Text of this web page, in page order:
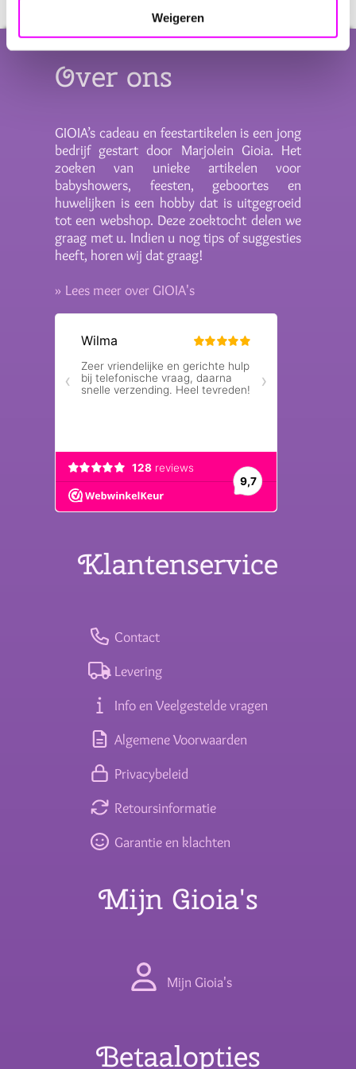
Weigeren
Over ons
GIOIA’s cadeau en feestartikelen is een jong
bedrijf gestart door Marjolein Gioia. Het
zoeken van unieke artikelen voor
babyshowers, feesten, geboortes en
huwelijken is een hobby dat is uitgegroeid
tot een webshop. Deze zoektocht delen we
graag met u. Indien u nog tips of suggesties
heeft, horen wij dat graag!
» Lees meer over GIOIA's
Klantenservice
Contact
Levering
Info en Veelgestelde vragen
Algemene Voorwaarden
Privacybeleid
Retoursinformatie
Garantie en klachten
Mijn Gioia's
Mijn Gioia's
Betaalopties